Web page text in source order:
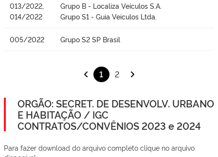
013/2022,
014/2022
Grupo B - Localiza Veículos S.A.
Grupo S1 - Guia Veiculos Ltda.
005/2022 Grupo S2 SP Brasil
1 2
ORGÃO: SECRET. DE DESENVOLV. URBANO
E HABITAÇÃO / IGC
CONTRATOS/CONVÊNIOS 2023 e 2024
Para fazer download do arquivo completo clique no arquivo